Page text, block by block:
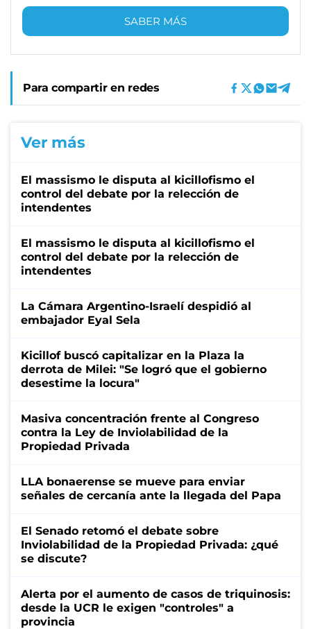
SABER MÁS
Para compartir en redes
Ver más
El massismo le disputa al kicillofismo el
control del debate por la relección de
intendentes
El massismo le disputa al kicillofismo el
control del debate por la relección de
intendentes
La Cámara Argentino-Israelí despidió al
embajador Eyal Sela
Kicillof buscó capitalizar en la Plaza la
derrota de Milei: "Se logró que el gobierno
desestime la locura"
Masiva concentración frente al Congreso
contra la Ley de Inviolabilidad de la
Propiedad Privada
LLA bonaerense se mueve para enviar
señales de cercanía ante la llegada del Papa
El Senado retomó el debate sobre
Inviolabilidad de la Propiedad Privada: ¿qué
se discute?
Alerta por el aumento de casos de triquinosis:
desde la UCR le exigen "controles" a
provincia